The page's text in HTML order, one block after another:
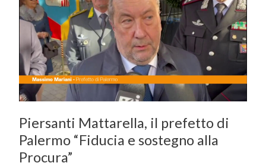
Piersanti Mattarella, il prefetto di
Palermo “Fiducia e sostegno alla
Procura”
il
prefetto
Palermo
“Fiducia
e
sostegno
Procura”